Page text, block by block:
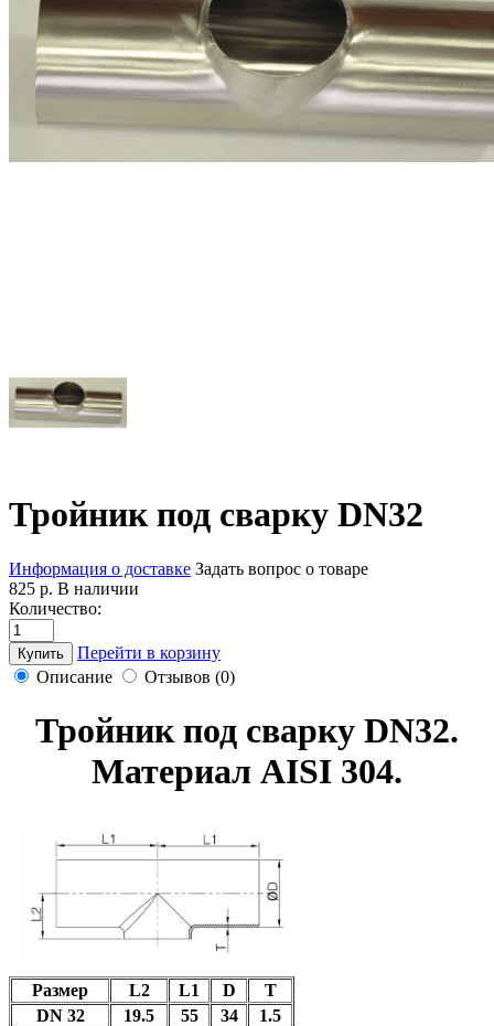
Тройник под сварку DN32
Информация о доставке Задать вопрос о товаре
825 р. В наличии
Количество:
Купить
Перейти в корзину
Описание
Отзывов (0)
Тройник под сварку DN32.
Материал AISI 304.
Размер L2 L1 D
T
DN 32
19.5 55 34 1.5